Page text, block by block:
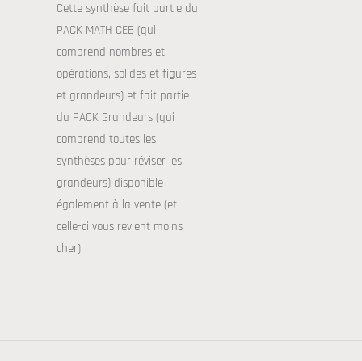
Cette synthèse fait partie du
PACK MATH CEB (qui
comprend nombres et
opérations, solides et figures
et grandeurs) et fait partie
du PACK Grandeurs (qui
comprend toutes les
synthèses pour réviser les
grandeurs) disponible
également à la vente (et
celle-ci vous revient moins
cher).